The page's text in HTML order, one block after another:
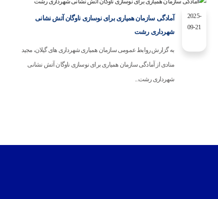
2025-
09-21
آمادگی سازمان همیاری برای نوسازی ناوگان آتش نشانی
شهرداری رشت
به گزارش روابط عمومی سازمان همیاری شهرداری های گیلان، مجید
منادی از آمادگی سازمان همیاری برای نوسازی ناوگان آتش نشانی
شهرداری رشت...